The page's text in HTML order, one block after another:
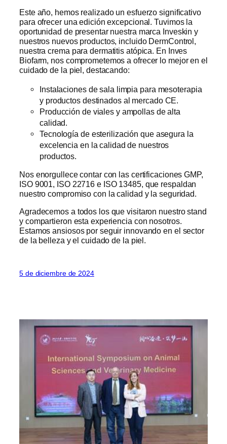
Este año, hemos realizado un esfuerzo significativo
para ofrecer una edición excepcional. Tuvimos la
oportunidad de presentar nuestra marca Inveskin y
nuestros nuevos productos, incluido DermControl,
nuestra crema para dermatitis atópica. En Inves
Biofarm, nos comprometemos a ofrecer lo mejor en el
cuidado de la piel, destacando:
Instalaciones de sala limpia para mesoterapia
y productos destinados al mercado CE.
Producción de viales y ampollas de alta
calidad.
Tecnología de esterilización que asegura la
excelencia en la calidad de nuestros
productos.
Nos enorgullece contar con las certificaciones GMP,
ISO 9001, ISO 22716 e ISO 13485, que respaldan
nuestro compromiso con la calidad y la seguridad.
Agradecemos a todos los que visitaron nuestro stand
y compartieron esta experiencia con nosotros.
Estamos ansiosos por seguir innovando en el sector
de la belleza y el cuidado de la piel.
5 de diciembre de 2024